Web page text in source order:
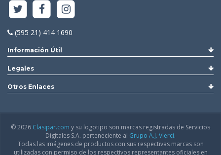
(595 21) 414 1690
Información Útil
Legales
Otros Enlaces
© 2026 Clasipar.com y su logotipo son marcas registradas de Servicios
Digitales S.A. perteneciente al Grupo A.J. Vierci.
Todas las imágenes de productos con sus respectivas marcas son
utilizadas con permiso de los respectivos representantes oficiales en